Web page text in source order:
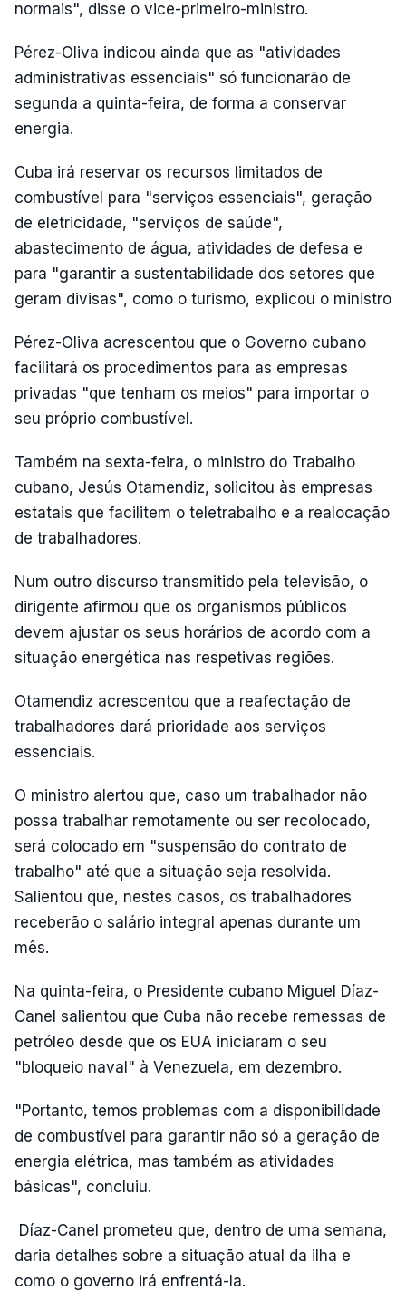
normais", disse o vice-primeiro-ministro.
Pérez-Oliva indicou ainda que as "atividades
administrativas essenciais" só funcionarão de
segunda a quinta-feira, de forma a conservar
energia.
Cuba irá reservar os recursos limitados de
combustível para "serviços essenciais", geração
de eletricidade, "serviços de saúde",
abastecimento de água, atividades de defesa e
para "garantir a sustentabilidade dos setores que
geram divisas", como o turismo, explicou o ministro
Pérez-Oliva acrescentou que o Governo cubano
facilitará os procedimentos para as empresas
privadas "que tenham os meios" para importar o
seu próprio combustível.
Também na sexta-feira, o ministro do Trabalho
cubano, Jesús Otamendiz, solicitou às empresas
estatais que facilitem o teletrabalho e a realocação
de trabalhadores.
Num outro discurso transmitido pela televisão, o
dirigente afirmou que os organismos públicos
devem ajustar os seus horários de acordo com a
situação energética nas respetivas regiões.
Otamendiz acrescentou que a reafectação de
trabalhadores dará prioridade aos serviços
essenciais.
O ministro alertou que, caso um trabalhador não
possa trabalhar remotamente ou ser recolocado,
será colocado em "suspensão do contrato de
trabalho" até que a situação seja resolvida.
Salientou que, nestes casos, os trabalhadores
receberão o salário integral apenas durante um
mês.
Na quinta-feira, o Presidente cubano Miguel Díaz-
Canel salientou que Cuba não recebe remessas de
petróleo desde que os EUA iniciaram o seu
"bloqueio naval" à Venezuela, em dezembro.
"Portanto, temos problemas com a disponibilidade
de combustível para garantir não só a geração de
energia elétrica, mas também as atividades
básicas", concluiu.
Díaz-Canel prometeu que, dentro de uma semana,
daria detalhes sobre a situação atual da ilha e
como o governo irá enfrentá-la.